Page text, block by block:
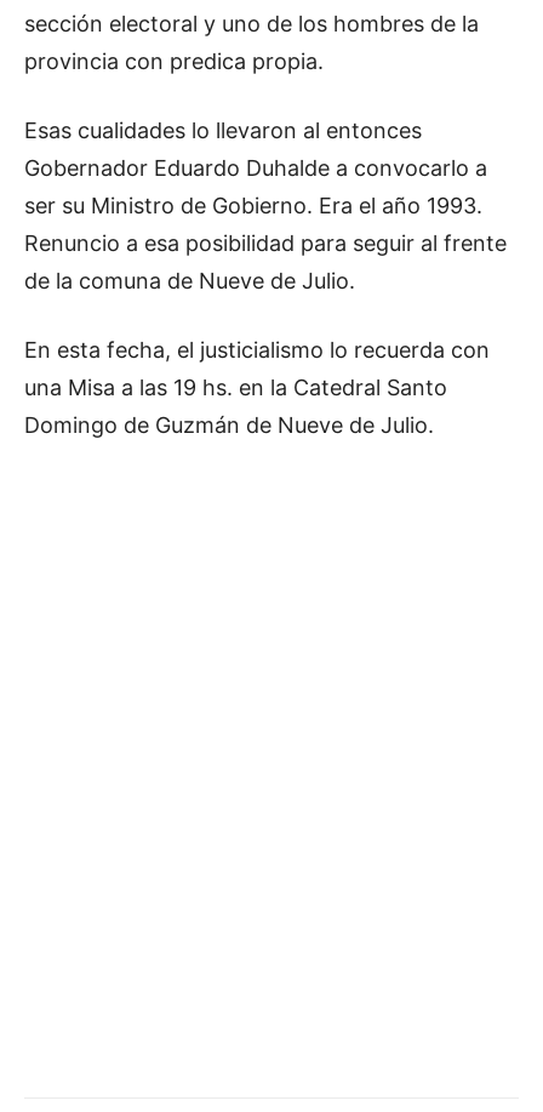
sección electoral y uno de los hombres de la
provincia con predica propia.
Esas cualidades lo llevaron al entonces
Gobernador Eduardo Duhalde a convocarlo a
ser su Ministro de Gobierno. Era el año 1993.
Renuncio a esa posibilidad para seguir al frente
de la comuna de Nueve de Julio.
En esta fecha, el justicialismo lo recuerda con
una Misa a las 19 hs. en la Catedral Santo
Domingo de Guzmán de Nueve de Julio.